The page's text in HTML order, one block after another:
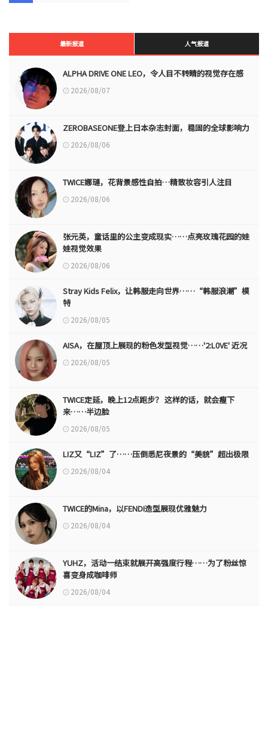
最新报道 人气报道
ALPHA DRIVE ONE LEO，令人目不转睛的视觉存在感
2026/08/07
ZEROBASEONE登上日本杂志封面，稳固的全球影响力
2026/08/06
TWICE娜璉，花背景感性自拍…精致妆容引人注目
2026/08/06
张元英，童话里的公主变成现实……点亮玫瑰花园的娃
娃视觉效果
2026/08/06
Stray Kids Felix，让韩服走向世界……“韩服浪潮”模
特
2026/08/05
AISA，在屋顶上展现的粉色发型视觉……'2:L0VE' 近况
2026/08/05
TWICE定延，晚上12点跑步？ 这样的话，就会瘦下
来……半边脸
2026/08/05
LIZ又“LIZ”了……压倒悉尼夜景的“美貌”超出极限
2026/08/04
TWICE的Mina，以FENDI造型展现优雅魅力
2026/08/04
YUHZ，活动一结束就展开高强度行程……为了粉丝惊
喜变身成咖啡师
2026/08/04